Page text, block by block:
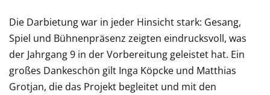
Die Darbietung war in jeder Hinsicht stark: Gesang,
Spiel und Bühnenpräsenz zeigten eindrucksvoll, was
der Jahrgang 9 in der Vorbereitung geleistet hat. Ein
großes Dankeschön gilt Inga Köpcke und Matthias
Grotjan, die das Projekt begleitet und mit den